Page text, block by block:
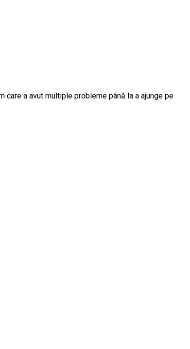
care a avut multiple probleme până la a ajunge pe